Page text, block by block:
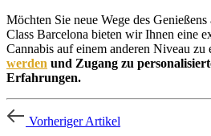
Möchten Sie neue Wege des
Class Barcelona bieten wir Ihnen eine
Cannabis auf einem anderen Niveau zu
werden und Zugang zu
Erfahrungen.
Vorheriger Artikel